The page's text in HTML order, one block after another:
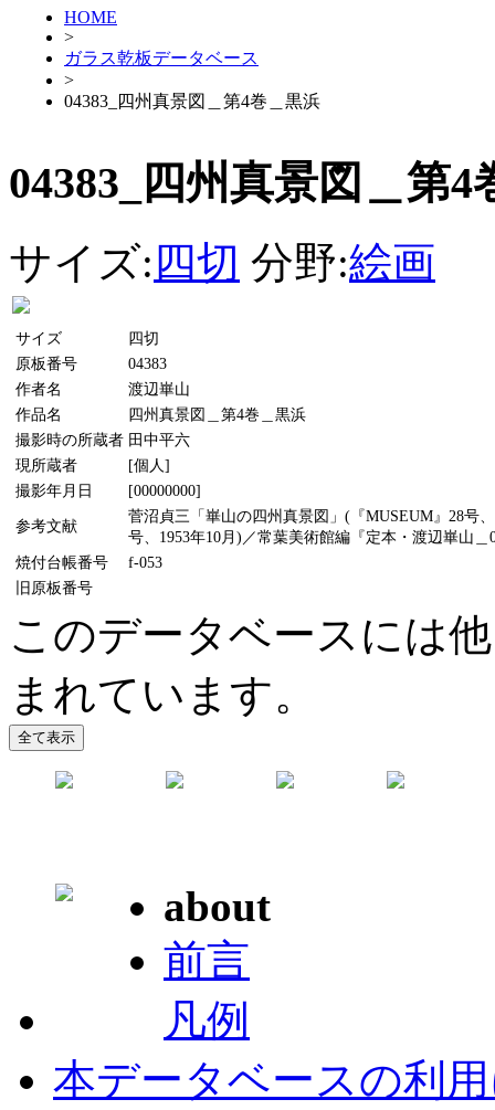
HOME
>
ガラス乾板データベース
>
04383_四州真景図＿第4巻＿黒浜
04383_四州真景図＿第4
サイズ: 四切 分野:絵画
サイズ
四切
原板番号
04383
作者名
渡辺崋山
作品名
四州真景図＿第4巻＿黒浜
撮影時の所蔵者 田中平六
現所蔵者
[個人]
撮影年月日
[00000000]
参考文献
菅沼貞三「崋山の四州真景図」(『MUSEUM』28号
号、1953年10月)／常葉美術館編『定本・渡辺崋山
焼付台帳番号
f-053
旧原板番号
このデータベースには
まれています。
about
前言
凡例
本データベースの利